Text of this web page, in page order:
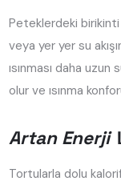
Peteklerdeki birikinti
veya yer yer su
ısınması daha
olur ve ısınma
Artan Enerji
Tortularla dolu